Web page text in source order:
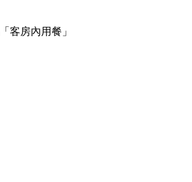
客房內用餐」